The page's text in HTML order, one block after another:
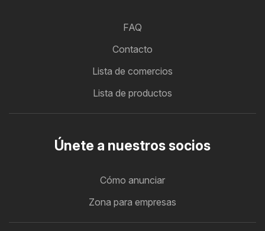
FAQ
Contacto
Lista de comercios
Lista de productos
Únete a nuestros socios
Cómo anunciar
Zona para empresas